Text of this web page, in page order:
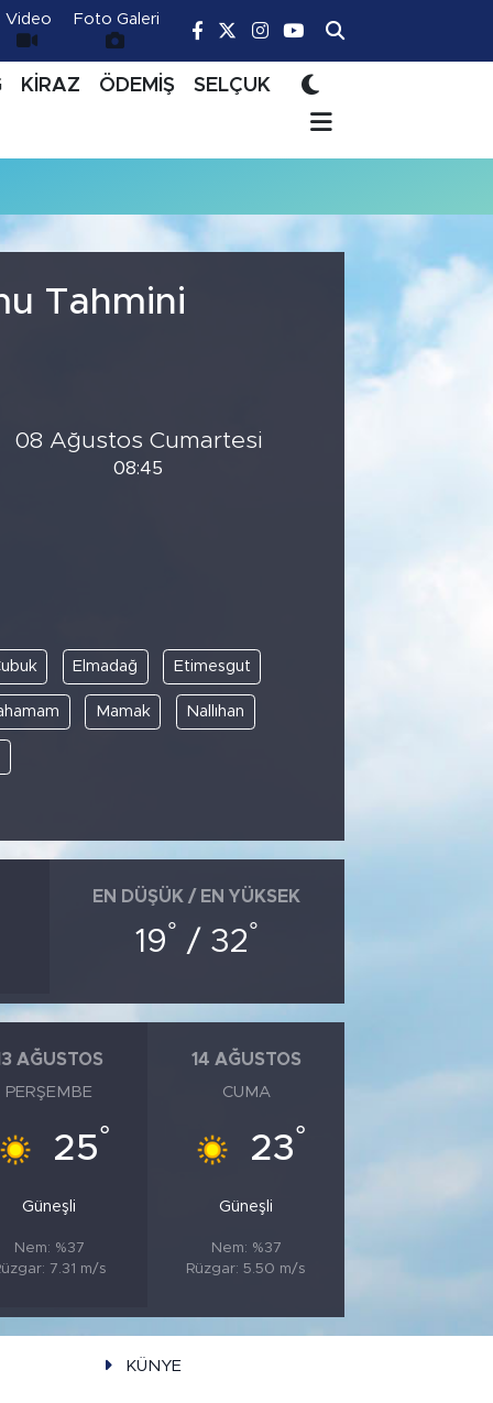
Video Foto Galeri
KİRAZ ÖDEMİŞ SELÇUK
Tahmini
08 Ağustos Cumartesi
08:45
Elmadağ Etimesgut
Mamak Nallıhan
EN DÜŞÜK / EN YÜKSEK
19° / 32°
AĞUSTOS
PERŞEMBE
25°
Güneşli
Nem: %37
7.31 m/s
14 AĞUSTOS
CUMA
23°
Güneşli
Nem: %37
Rüzgar: 5.50 m/s
KÜNYE